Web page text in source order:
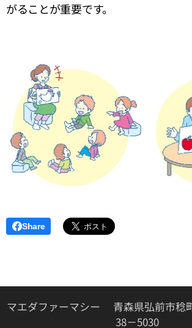
がることが重要です。
Share
マエダファーマシー 青森県弘前市
38－5030